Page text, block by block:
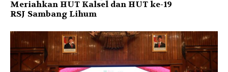
Meriahkan HUT Kalsel dan HUT ke-19
RSJ Sambang Lihum